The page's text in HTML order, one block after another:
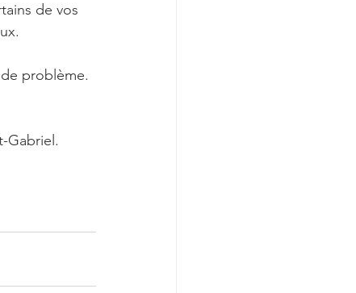
de vos
problème.
Gabriel.